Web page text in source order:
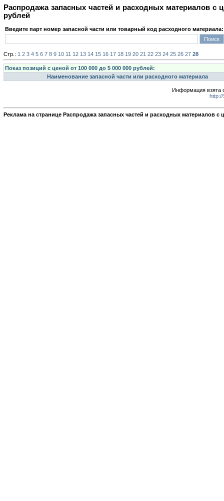
Распродажа запасных частей и расходных материалов с
рублей
Введите парт номер запасной части или товарный код расходного материала:
Стр.: 1 2 3 4 5 6 7 8 9 10 11 12 13 14 15 16 17 18 19 20 21 22 23 24 25 26 27 28
Показ позиций с ценой от 100 000 до 5 000 000 рублей:
Наименование запасной части или расходного материала
Информация взята
Реклама на странице Распродажа запасных частей и расходных материалов с